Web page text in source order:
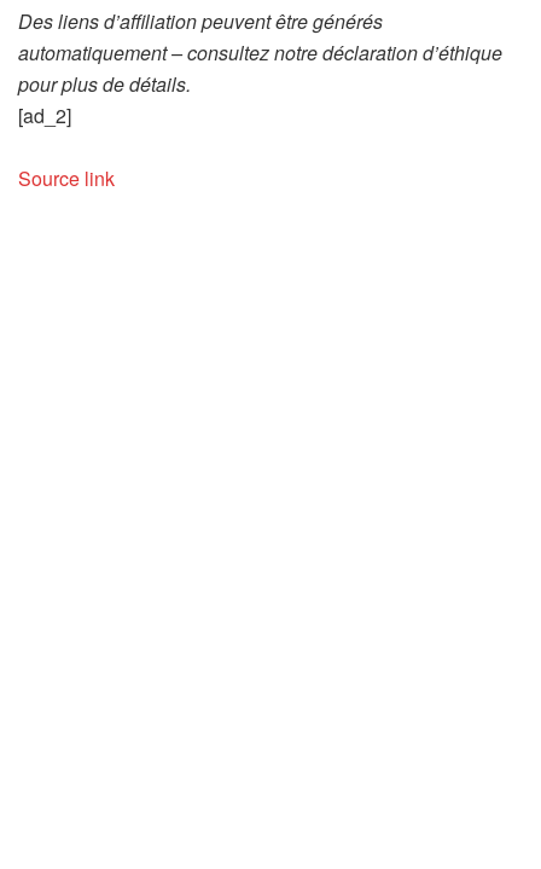
Des liens d’affiliation peuvent être générés
automatiquement – consultez notre déclaration d’éthique
pour plus de détails.
[ad_2]
Source link